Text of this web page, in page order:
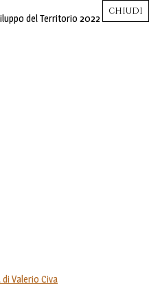
del Territorio 2022 a
Valerio Civa
Close
Close
Close
Close
CHIUDI
CHIUDI
CHIUDI
CHIUDI
CHIUDI